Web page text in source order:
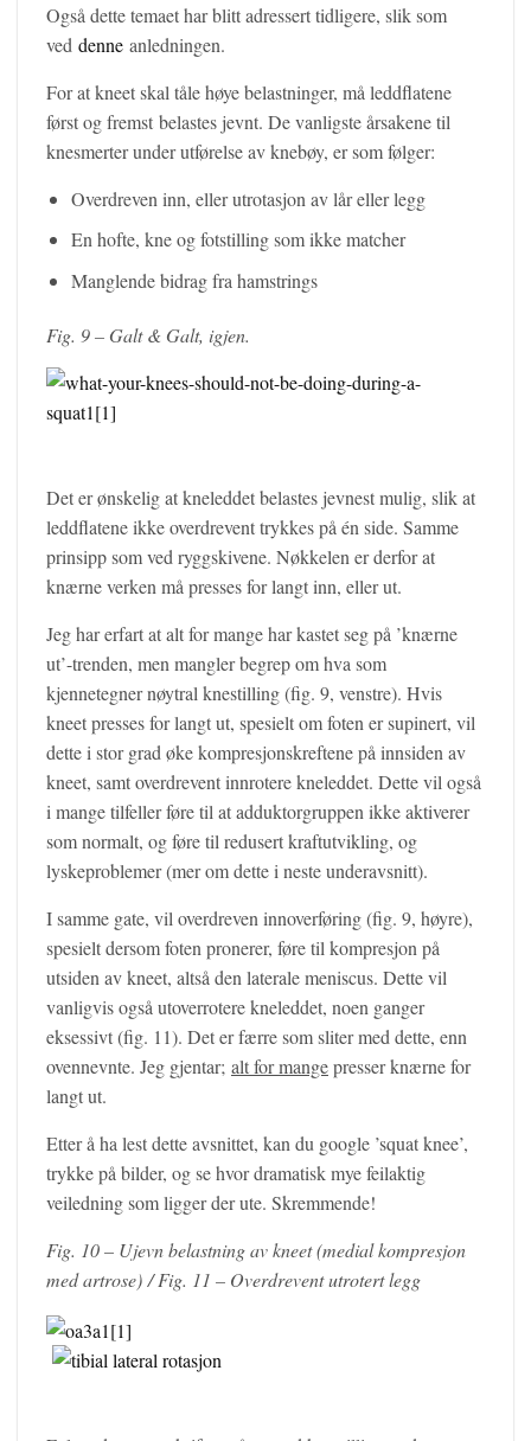
Også dette temaet har blitt adressert tidligere, slik som
ved denne anledningen.
For at kneet skal tåle høye belastninger, må leddflatene
først og fremst belastes jevnt. De vanligste årsakene til
knesmerter under utførelse av knebøy, er som følger:
Overdreven inn, eller utrotasjon av lår eller legg
En hofte, kne og fotstilling som ikke matcher
Manglende bidrag fra hamstrings
Fig. 9 – Galt & Galt, igjen.
Det er ønskelig at kneleddet belastes jevnest mulig, slik at
leddflatene ikke overdrevent trykkes på én side. Samme
prinsipp som ved ryggskivene. Nøkkelen er derfor at
knærne verken må presses for langt inn, eller ut.
Jeg har erfart at alt for mange har kastet seg på ’knærne
ut’-trenden, men mangler begrep om hva som
kjennetegner nøytral knestilling (fig. 9, venstre). Hvis
kneet presses for langt ut, spesielt om foten er supinert, vil
dette i stor grad øke kompresjonskreftene på innsiden av
kneet, samt overdrevent innrotere kneleddet. Dette vil også
i mange tilfeller føre til at adduktorgruppen ikke aktiverer
som normalt, og føre til redusert kraftutvikling, og
lyskeproblemer (mer om dette i neste underavsnitt).
I samme gate, vil overdreven innoverføring (fig. 9, høyre),
spesielt dersom foten pronerer, føre til kompresjon på
utsiden av kneet, altså den laterale meniscus. Dette vil
vanligvis også utoverrotere kneleddet, noen ganger
eksessivt (fig. 11). Det er færre som sliter med dette, enn
ovennevnte. Jeg gjentar; alt for mangepresser knærne for
langt ut.
Etter å ha lest dette avsnittet, kan du google ’squat knee’,
trykke på bilder, og se hvor dramatisk mye feilaktig
veiledning som ligger der ute. Skremmende!
Fig. 10 – Ujevn belastning av kneet (medial kompresjon
med artrose) / Fig. 11 – Overdrevent utrotert legg